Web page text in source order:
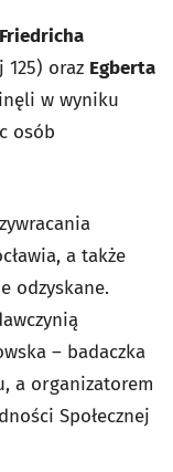
Friedricha
125) oraz Egberta
w wyniku
osób
a także
odzyskane.
– badaczka
a organizatorem
Społecznej